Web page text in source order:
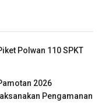
Polwan 110 SPKT
2026
Pengamanan